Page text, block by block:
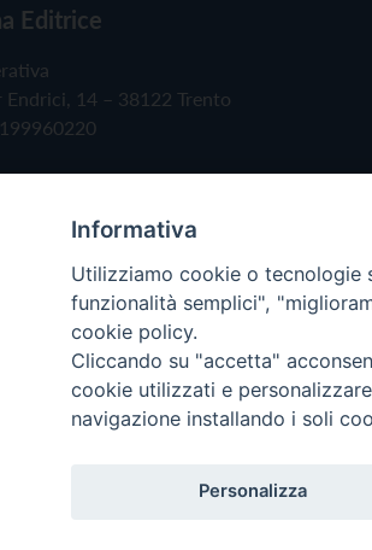
Editrice
14 – 38122 Trento
- Tutti i diritti riservati - Vita
Informativa
Utilizziamo cookie o tecnologie
funzionalità semplici",
cookie policy.
Cliccando su "accetta"
cookie utilizzati e
navigazione installando i soli
Personalizza